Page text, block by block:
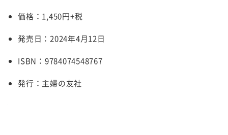
価格： 1,450円+税
発売日：2024年4月12日
ISBN ：9784074548767
発行：主婦の友社